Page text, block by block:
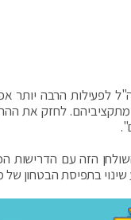
הרבה יותר
לחזק את
הזה עם הדרישות
בתפיסת הבטחון של